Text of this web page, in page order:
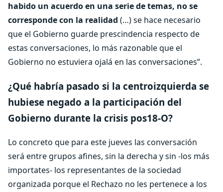
habido un acuerdo en una serie de temas, no se
corresponde con la realidad (…) se hace necesario
que el Gobierno guarde prescindencia respecto de
estas conversaciones, lo más razonable que el
Gobierno no estuviera ojalá en las conversaciones”.
¿Qué habría pasado si la centroizquierda se
hubiese negado a la participación del
Gobierno durante la crisis pos18-O?
Lo concreto que para este jueves las conversación
será entre grupos afines, sin la derecha y sin -los más
importates- los representantes de la sociedad
organizada porque el Rechazo no les pertenece a los